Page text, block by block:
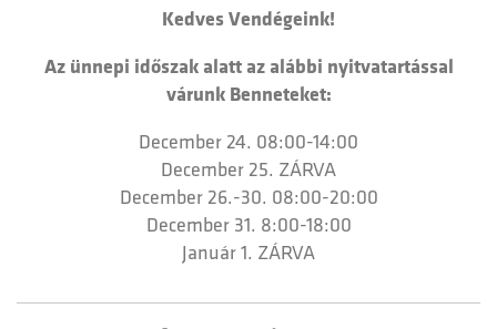
Kedves Vendégeink!
Az ünnepi időszak alatt az alábbi nyitvatartással
várunk Benneteket:
December 24. 08:00-14:00
December 25. ZÁRVA
December 26.-30. 08:00-20:00
December 31. 8:00-18:00
Január 1. ZÁRVA